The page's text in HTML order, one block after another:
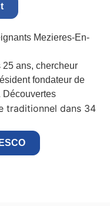
25 ans, chercheur
fondateur de
Découvertes
traditionnel dans 34